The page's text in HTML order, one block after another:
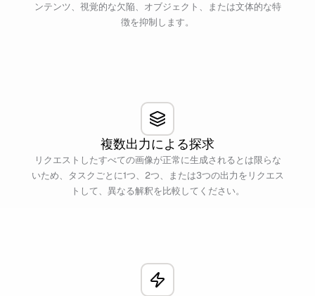
ンテンツ、視覚的な欠陥、オブジェクト、または文体的な特
徴を抑制します。
複数出力による探求
リクエストしたすべての画像が正常に生成されるとは限らな
いため、タスクごとに1つ、2つ、または3つの出力をリクエス
トして、異なる解釈を比較してください。